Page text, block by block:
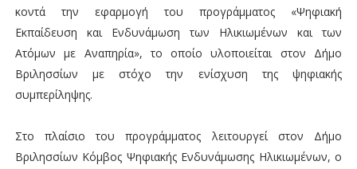
κοντά την εφαρμογή του προγράμματος «Ψηφιακή
Εκπαίδευση και Ενδυνάμωση των Ηλικιωμένων και των
Ατόμων με Αναπηρία», το οποίο υλοποιείται στον Δήμο
Βριλησσίων με στόχο την ενίσχυση της ψηφιακής
συμπερίληψης.
Στο πλαίσιο του προγράμματος λειτουργεί στον Δήμο
Βριλησσίων Κόμβος Ψηφιακής Ενδυνάμωσης Ηλικιωμένων, ο